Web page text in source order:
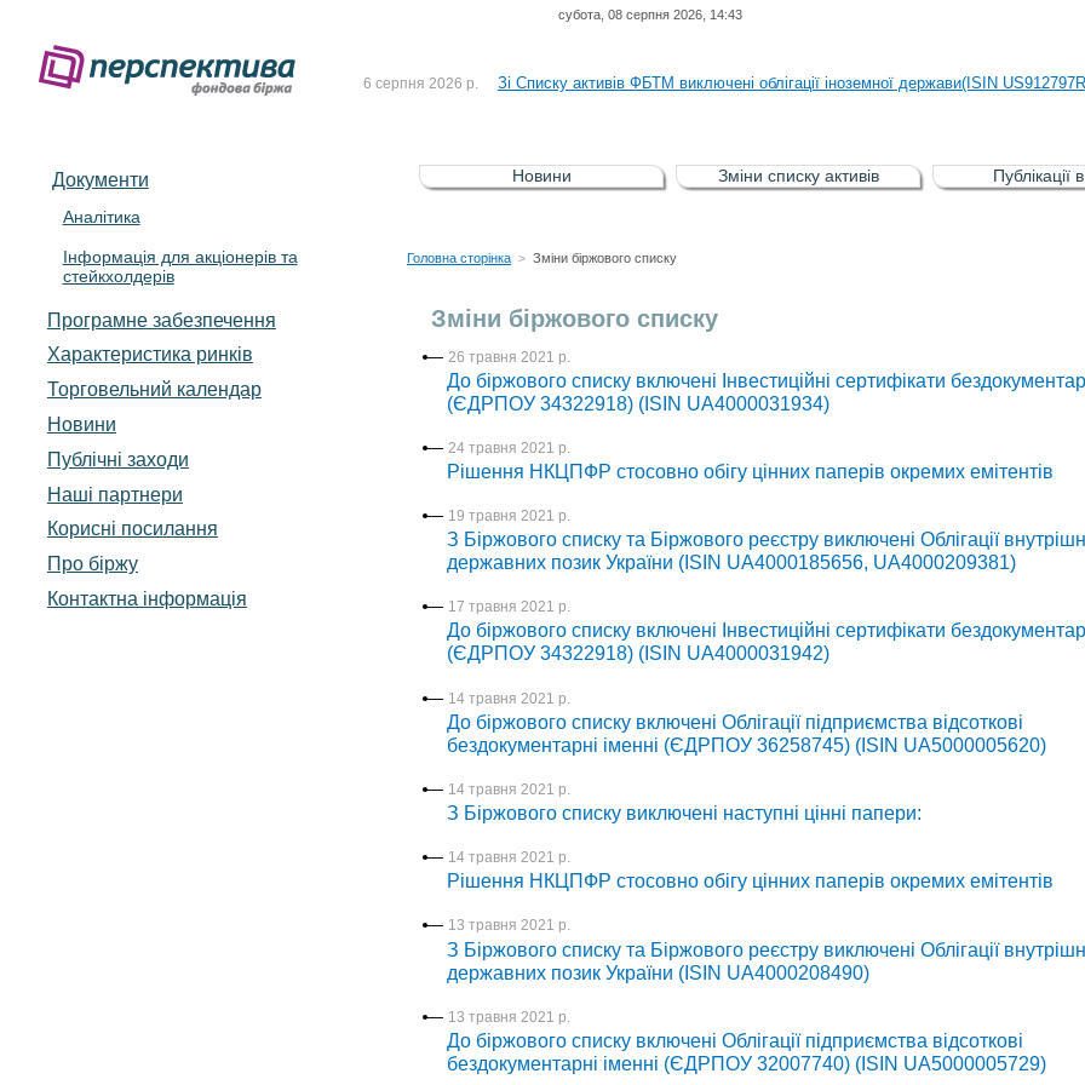
субота, 08 серпня 2026, 14:43
До Списку активів регульованого фондового ринку (РФР) включена
6 серпня 2026 р. Зі Списку активів ФБТМ виключені облігації іноземної держави(ISIN
5 серпня 2026 р. Зі списку активів РФР виключені Облігація внутрішніх державних позик
4 серпня 2026 р. До Списку активів регульованого фондового ринку (РФР) включена
Документи
Аналітика
Інформація для акціонерів та
стейкхолдерів
Програмне забезпечення
Характеристика pинків
Торговельний календар
Новини
Публічні заходи
Наші партнери
Корисні посилання
Про біржу
Контактна інформація
Новини Зміни списку активів Публікації
Головна сторінка > Зміни біржового списку
Зміни біржового списку
26 травня 2021 р.
До біржового списку включені Інвестиційні сертифікати
(ЄДРПОУ 34322918) (ISIN UA4000031934)
24 травня 2021 р.
Рішення НКЦПФР стосовно обігу цінних паперів окремих емітентів
19 травня 2021 р.
З Біржового списку та Біржового реєстру виключені Облігації
державних позик України (ISIN UA4000185656, UA4000209381)
17 травня 2021 р.
До біржового списку включені Інвестиційні сертифікати
(ЄДРПОУ 34322918) (ISIN UA4000031942)
14 травня 2021 р.
До біржового списку включені Облігації підприємства відсоткові
бездокументарні іменні (ЄДРПОУ 36258745) (ISIN UA5000005620)
14 травня 2021 р.
З Біржового списку виключені наступні цінні папери:
14 травня 2021 р.
Рішення НКЦПФР стосовно обігу цінних паперів окремих емітентів
13 травня 2021 р.
З Біржового списку та Біржового реєстру виключені Облігації
державних позик України (ISIN UA4000208490)
13 травня 2021 р.
До біржового списку включені Облігації підприємства відсоткові
бездокументарні іменні (ЄДРПОУ 32007740) (ISIN UA5000005729)